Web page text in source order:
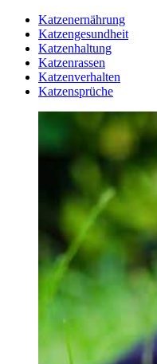
Katzenernährung
Katzengesundheit
Katzenhaltung
Katzenrassen
Katzenverhalten
Katzensprüche